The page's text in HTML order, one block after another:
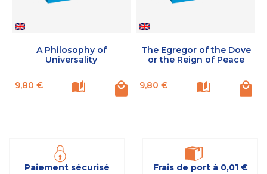
A Philosophy of
Universality
Prix
9,80 €
The Egregor of the Dove
or the Reign of Peace
Prix
9,80 €
Paiement sécurisé Frais de port à 0,01 €